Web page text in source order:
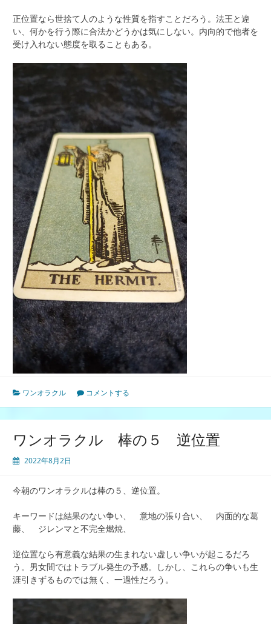
正位置なら世捨て人のような性質を指すことだろう。法王と違
い、何かを行う際に合法かどうかは気にしない。内向的で他者を
受け入れない態度を取ることもある。
ワンオラクル コメントする
ワンオラクル 棒の５ 逆位置
2022年8月2日
今朝のワンオラクルは棒の５、逆位置。
キーワードは結果のない争い、 意地の張り合い、 内面的な葛
藤、 ジレンマと不完全燃焼、
逆位置なら有意義な結果の生まれない虚しい争いが起こるだろ
う。男女間ではトラブル発生の予感。しかし、これらの争いも生
涯引きずるものでは無く、一過性だろう。